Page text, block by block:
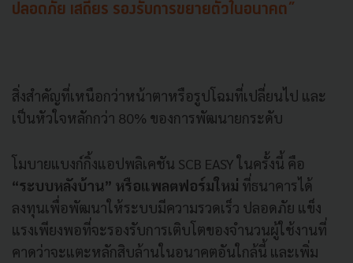
ปลอดภัย เสถียร รองรับการขยายตัวในอนาคต”
สิ่งสำคัญที่เหนือกว่าหน้าตาหรือรูปโฉมที่เปลี่ยนไป และ
เป็นหัวใจหลักกว่า 80% ของการพัฒนายกระดับ
โมบายแบงก์กิ้งแอปพลิเคชัน SCB EASY ในครั้งนี้ คือ
“ระบบหลังบ้าน” หรือแพลตฟอร์มใหม่ ที่ธนาคารได้
ลงทุนเพื่อพัฒนาให้ระบบมีความรวดเร็ว ปลอดภัย แข็ง
แรงเพียงพอที่จะรองรับการเติบโตของจำนวนผู้ใช้งานที่
คาดว่าจะแตะหลักสิบล้านในอนาคตอันใกล้นี้ และเพิ่ม